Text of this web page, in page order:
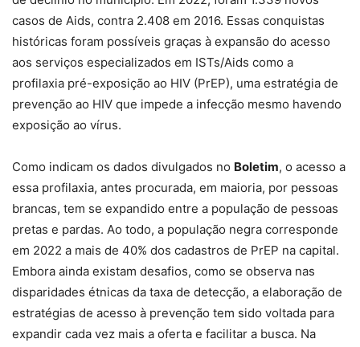
casos de Aids, contra 2.408 em 2016. Essas conquistas
históricas foram possíveis graças à expansão do acesso
aos serviços especializados em ISTs/Aids como a
profilaxia pré-exposição ao HIV (PrEP), uma estratégia de
prevenção ao HIV que impede a infecção mesmo havendo
exposição ao vírus.
Como indicam os dados divulgados no Boletim, o acesso a
essa profilaxia, antes procurada, em maioria, por pessoas
brancas, tem se expandido entre a população de pessoas
pretas e pardas. Ao todo, a população negra corresponde
em 2022 a mais de 40% dos cadastros de PrEP na capital.
Embora ainda existam desafios, como se observa nas
disparidades étnicas da taxa de detecção, a elaboração de
estratégias de acesso à prevenção tem sido voltada para
expandir cada vez mais a oferta e facilitar a busca. Na